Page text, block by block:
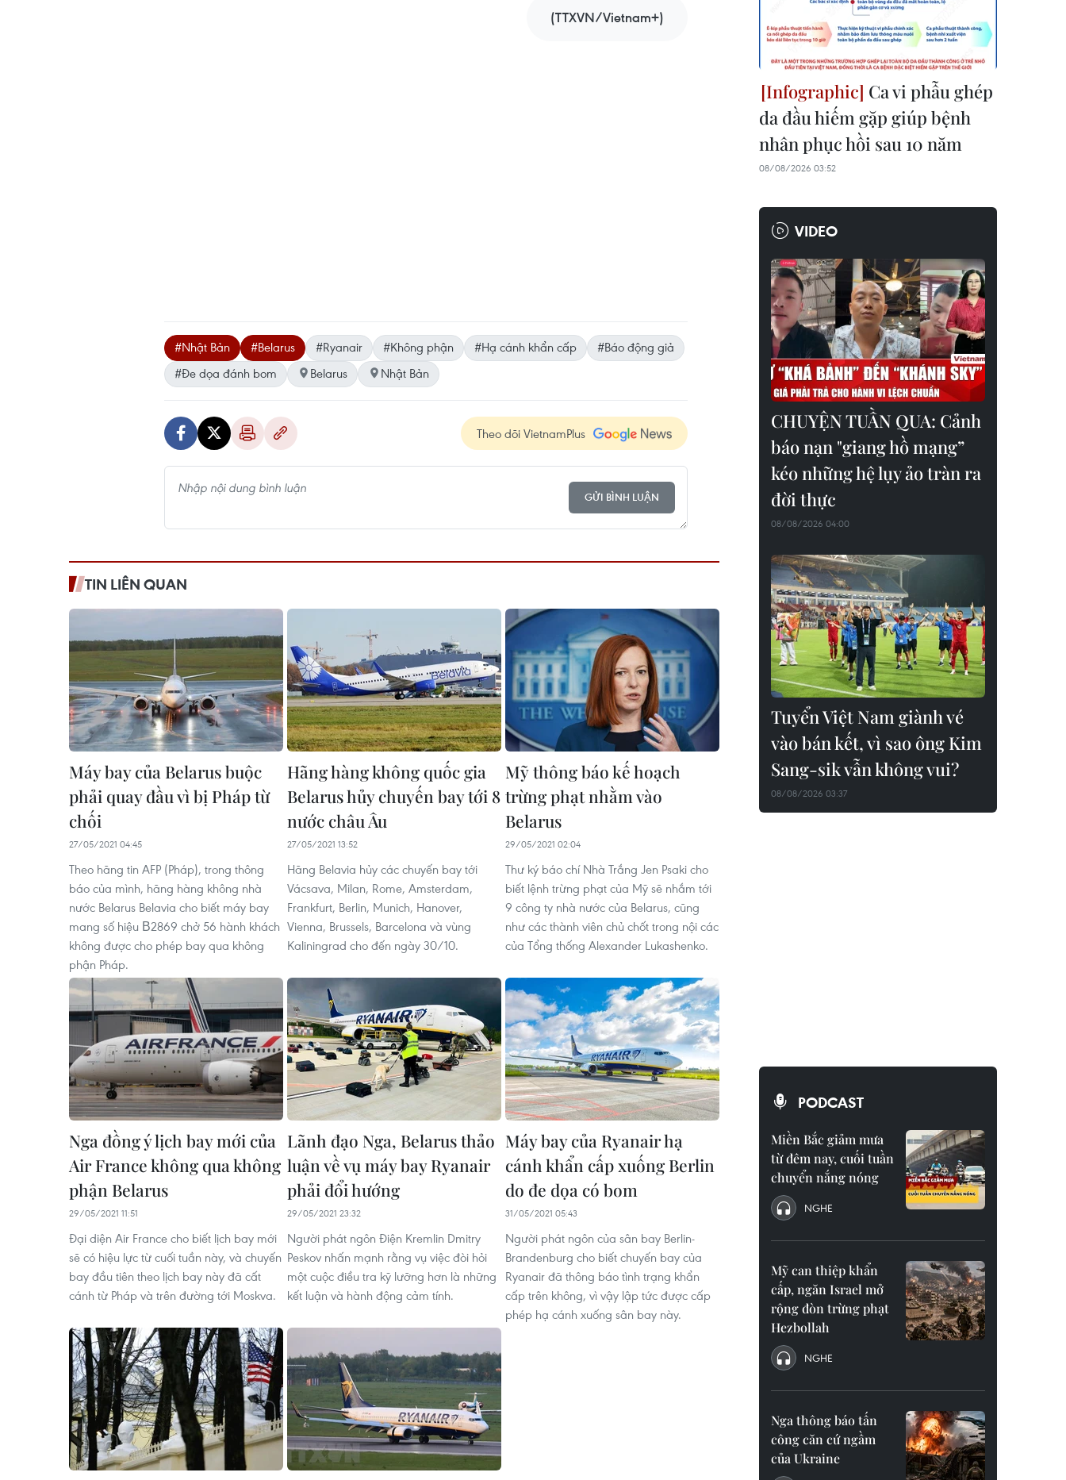
(TTXVN/Vietnam+)
#Nhật Bản #Belarus #Ryanair #Không phận #Hạ cánh khẩn cấp
#Báo động giả
#Đe dọa đánh bom
Belarus Nhật Bản
Theo dõi VietnamPlus
GỬI BÌNH LUẬN
TIN LIÊN QUAN
Máy bay của Belarus buộc
phải quay đầu vì bị Pháp từ
chối
27/05/2021 04:45
Theo hãng tin AFP (Pháp), trong thông
báo của mình, hãng hàng không nhà
nước Belarus Belavia cho biết máy bay
mang số hiệu В2869 chở 56 hành khách
không được cho phép bay qua không
phận Pháp.
Hãng hàng không quốc gia
Belarus hủy chuyến bay tới 8
nước châu Âu
27/05/2021 13:52
Hãng Belavia hủy các chuyến bay tới
Vácsava, Milan, Rome, Amsterdam,
Frankfurt, Berlin, Munich, Hanover,
Vienna, Brussels, Barcelona và vùng
Kaliningrad cho đến ngày 30/10.
Mỹ thông báo kế hoạch
trừng phạt nhằm vào
Belarus
29/05/2021 02:04
Thư ký báo chí Nhà Trắng Jen Psaki cho
biết lệnh trừng phạt của Mỹ sẽ nhắm tới
9 công ty nhà nước của Belarus, cũng
như các thành viên chủ chốt trong nội các
của Tổng thống Alexander Lukashenko.
Nga đồng ý lịch bay mới của
Air France không qua không
phận Belarus
29/05/2021 11:51
Đại diện Air France cho biết lịch bay mới
sẽ có hiệu lực từ cuối tuần này, và chuyến
bay đầu tiên theo lịch bay này đã cất
cánh từ Pháp và trên đường tới Moskva.
Lãnh đạo Nga, Belarus thảo
luận về vụ máy bay Ryanair
phải đổi hướng
29/05/2021 23:32
Người phát ngôn Điện Kremlin Dmitry
Peskov nhấn mạnh rằng vụ việc đòi hỏi
một cuộc điều tra kỹ lưỡng hơn là những
kết luận và hành động cảm tính.
Máy bay của Ryanair hạ
cánh khẩn cấp xuống Berlin
do đe dọa có bom
31/05/2021 05:43
Người phát ngôn của sân bay Berlin-
Brandenburg cho biết chuyến bay của
Ryanair đã thông báo tình trạng khẩn
cấp trên không, vì vậy lập tức được cấp
phép hạ cánh xuống sân bay này.
Ca vi phẫu ghép
da đầu hiếm gặp giúp bệnh
nhân phục hồi sau 10 năm
08/08/2026 03:52
VIDEO
CHUYỆN TUẦN QUA: Cảnh
báo nạn "giang hồ mạng”
kéo những hệ lụy ảo tràn ra
đời thực
08/08/2026 04:00
Tuyển Việt Nam giành vé
vào bán kết, vì sao ông Kim
Sang-sik vẫn không vui?
08/08/2026 03:37
PODCAST
Miền Bắc giảm mưa
từ đêm nay, cuối tuần
chuyển nắng nóng
NGHE
Mỹ can thiệp khẩn
cấp, ngăn Israel mở
rộng đòn trừng phạt
Hezbollah
NGHE
Nga thông báo tấn
công căn cứ ngầm
của Ukraine